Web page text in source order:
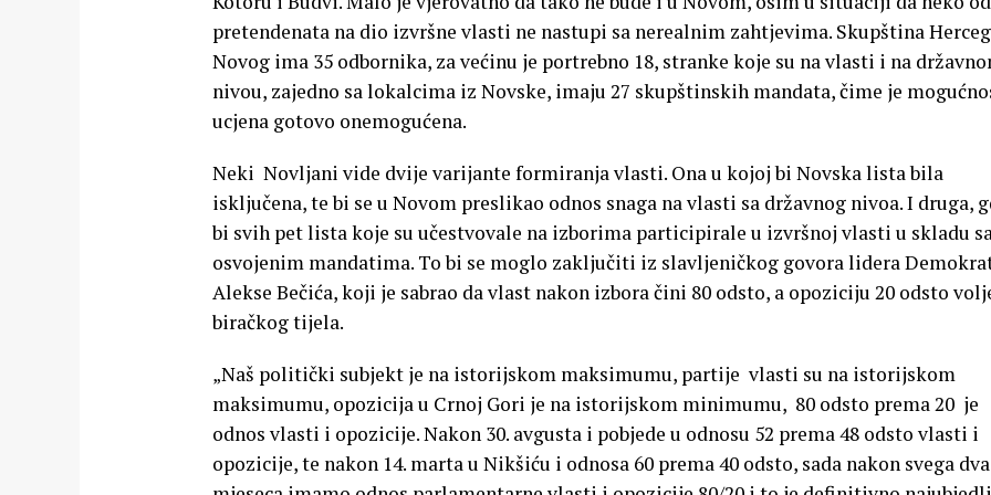
pretendenata na dio izvršne vlasti ne nastupi sa nerealnim zahtjevima. Skupština Herceg
Novog ima 35 odbornika, za većinu je portrebno 18, stranke koje su na vlasti i na
nivou, zajedno sa lokalcima iz Novske, imaju 27 skupštinskih mandata, čime je
ucjena gotovo onemogućena.
Neki Novljani vide dvije varijante formiranja vlasti. Ona u kojoj bi Novska lista bila
isključena, te bi se u Novom preslikao odnos snaga na vlasti sa državnog nivoa. I druga,
bi svih pet lista koje su učestvovale na izborima participirale u izvršnoj vlasti u skladu
osvojenim mandatima. To bi se moglo zaključiti iz slavljeničkog govora lidera
Alekse Bečića, koji je sabrao da vlast nakon izbora čini 80 odsto, a opoziciju 20 odsto
biračkog tijela.
„Naš politički subjekt je na istorijskom maksimumu, partije vlasti su na istorijskom
maksimumu, opozicija u Crnoj Gori je na istorijskom minimumu, 80 odsto prema 20 je
odnos vlasti i opozicije. Nakon 30. avgusta i pobjede u odnosu 52 prema 48 odsto vlasti i
opozicije, te nakon 14. marta u Nikšiću i odnosa 60 prema 40 odsto, sada nakon svega dva